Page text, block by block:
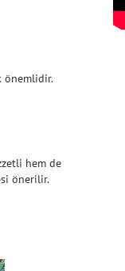
önemlidir.
hem de
önerilir.